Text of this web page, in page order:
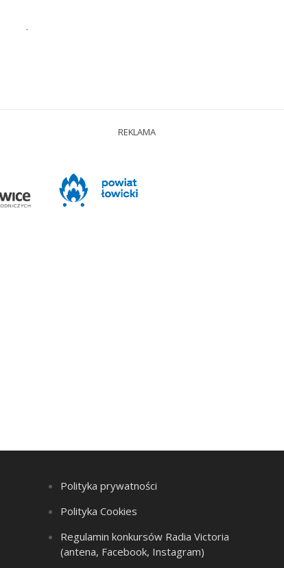
.
REKLAMA
Polityka prywatności
Polityka Cookies
Regulamin konkursów Radia Victoria
(antena, Facebook, Instagram)